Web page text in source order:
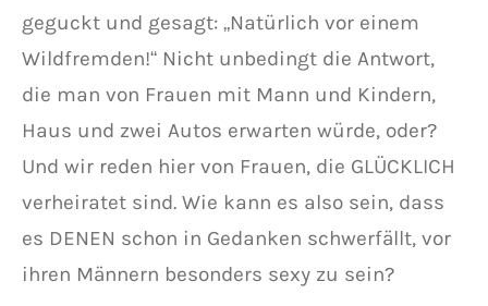
geguckt und gesagt: „Natürlich vor einem
Wildfremden!“ Nicht unbedingt die Antwort,
die man von Frauen mit Mann und Kindern,
Haus und zwei Autos erwarten würde, oder?
Und wir reden hier von Frauen, die GLÜCKLICH
verheiratet sind. Wie kann es also sein, dass
es DENEN schon in Gedanken schwerfällt, vor
ihren Männern besonders sexy zu sein?